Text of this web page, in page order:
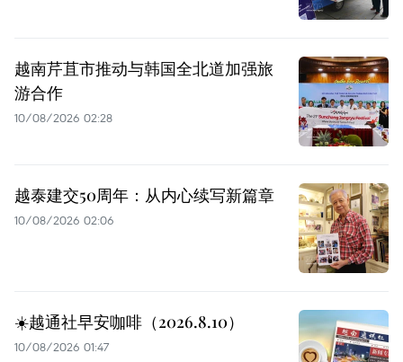
越南芹苴市推动与韩国全北道加强旅
游合作
10/08/2026 02:28
越泰建交50周年：从内心续写新篇章
10/08/2026 02:06
☀️越通社早安咖啡（2026.8.10）
10/08/2026 01:47